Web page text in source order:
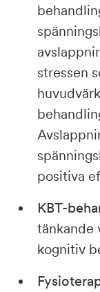
stressen
positiva
KBT-
tänkande
kognitiv